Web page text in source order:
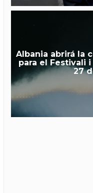
Albania abrirá la
para el Festivali
27